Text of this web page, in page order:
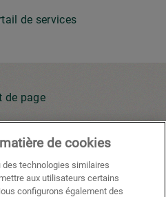
de services
de page
X Instagram
de cookies
technologies similaires
aux utilisateurs certains
configurons également des